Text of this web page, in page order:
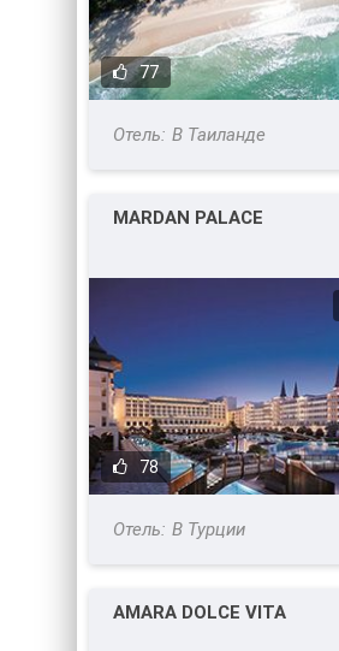
77
В Таиланде
MARDAN PALACE
78
В Турции
AMARA DOLCE VITA